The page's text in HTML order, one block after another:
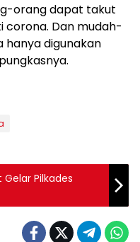
orang dapat takut
corona. Dan mudah-
hanya digunakan
Pilkades